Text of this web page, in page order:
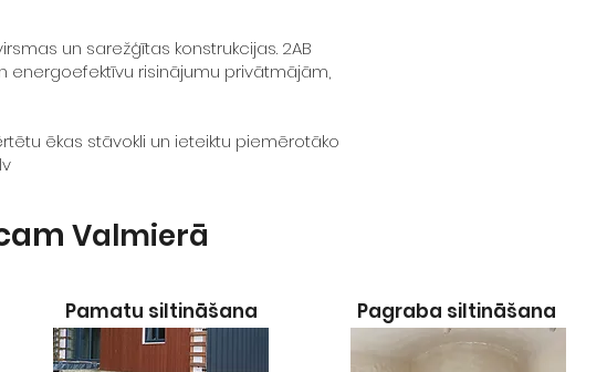
un sarežģītas konstrukcijas. 2AB
risinājumu privātmājām,
ēkas stāvokli un ieteiktu piemērotāko
Valmierā
Pamatu siltināšana Pagraba siltināšana